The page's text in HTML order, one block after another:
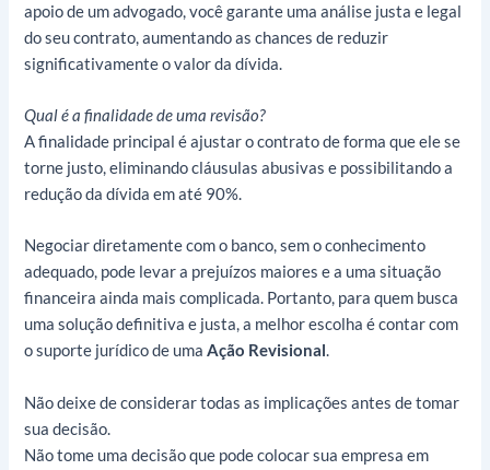
apoio de um advogado, você garante uma análise justa e legal
do seu contrato, aumentando as chances de reduzir
significativamente o valor da dívida.
Qual é a finalidade de uma revisão?
A finalidade principal é ajustar o contrato de forma que ele se
torne justo, eliminando cláusulas abusivas e possibilitando a
redução da dívida em até 90%.
Negociar diretamente com o banco, sem o conhecimento
adequado, pode levar a prejuízos maiores e a uma situação
financeira ainda mais complicada. Portanto, para quem busca
uma solução definitiva e justa, a melhor escolha é contar com
o suporte jurídico de umaAção Revisional.
Não deixe de considerar todas as implicações antes de tomar
sua decisão.
Não tome uma decisão que pode colocar sua empresa em